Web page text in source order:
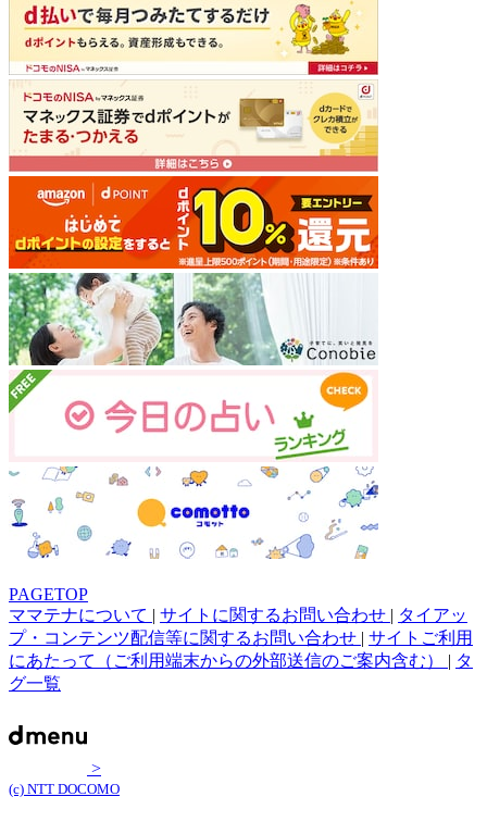
PAGETOP
ママテナについて | サイトに関するお問い合わせ | タイアッ
プ・コンテンツ配信等に関するお問い合わせ | サイトご利用
にあたって（ご利用端末からの外部送信のご案内含む） | タ
グ一覧
>
(c) NTT DOCOMO